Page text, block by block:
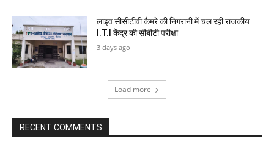
लाइव सीसीटीवी कैमरे की निगरानी में चल रही राजकीय
I.T.I केंद्र की सीबीटी परीक्षा
3 days ago
Load more
RECENT COMMENTS